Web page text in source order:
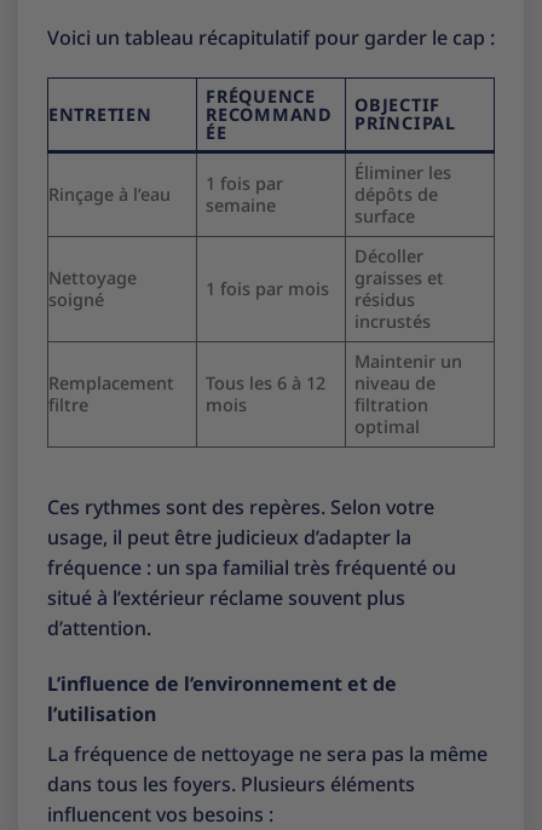
Voici un tableau récapitulatif pour garder le cap :
ENTRETIEN
FRÉQUENCE
RECOMMAND
ÉE
OBJECTIF
PRINCIPAL
Rinçage à l’eau
1 fois par
semaine
Éliminer les
dépôts de
surface
Nettoyage
soigné
1 fois par mois
Décoller
graisses et
résidus
incrustés
Remplacement
filtre
Tous les 6 à 12
mois
Maintenir un
niveau de
filtration
optimal
Ces rythmes sont des repères. Selon votre
usage, il peut être judicieux d’adapter la
fréquence : un spa familial très fréquenté ou
situé à l’extérieur réclame souvent plus
d’attention.
L’influence de l’environnement et de
l’utilisation
La fréquence de nettoyage ne sera pas la même
dans tous les foyers. Plusieurs éléments
influencent vos besoins :